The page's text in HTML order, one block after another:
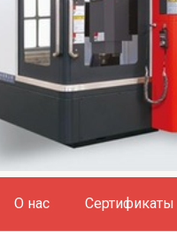
О нас Сертификаты